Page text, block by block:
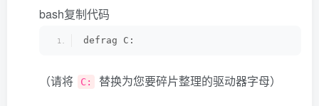
bash复制代码
defrag C:
（请将 C: 替换为您要碎片整理的驱动器字母）